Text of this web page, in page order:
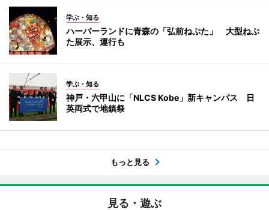
学ぶ・知る
ハーバーランドに青森の「弘前ねぷた」 大型ねぷ
た展示、運行も
学ぶ・知る
神戸・六甲山に「NLCS Kobe」新キャンパス 日
英両式で地鎮祭
もっと見る
見る・遊ぶ